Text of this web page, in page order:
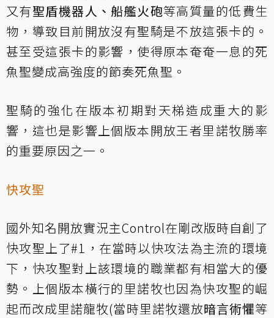
又有聖盾機器人、船艦火砲等高質量的低費生
物，導致目前開放沒有聖騎是不放這張卡的。
甚至受這張卡的影響，使得原本奄奄一息的死
魚聖變成高強度的節奏死魚聖。
聖騎的強化在版本初期對天梯造成重大的影
響，這也是影響上個版本開放王者里諾牧勝率
的重要原因之一。
快攻聖
國外知名開放實況主Control在剛改版時自創了
快攻聖上了#1，在當時以快攻法為主流的環境
下，快攻聖對上該環境的職業都有相當大的優
勢。上個版本橫行的里諾牧也因為快攻聖的崛
起而改成里諾龍牧(當時里諾牧還放暗言術懼等